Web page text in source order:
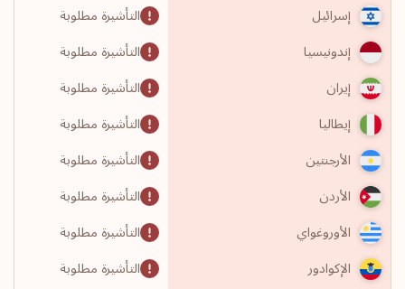
إسرائيل
التأشيرة مطلوبة
إندونيسيا
التأشيرة مطلوبة
إيران
التأشيرة مطلوبة
إيطاليا
التأشيرة مطلوبة
الأرجنتين
التأشيرة مطلوبة
الأردن
التأشيرة مطلوبة
الأوروغواي
التأشيرة مطلوبة
الإكوادور
التأشيرة مطلوبة